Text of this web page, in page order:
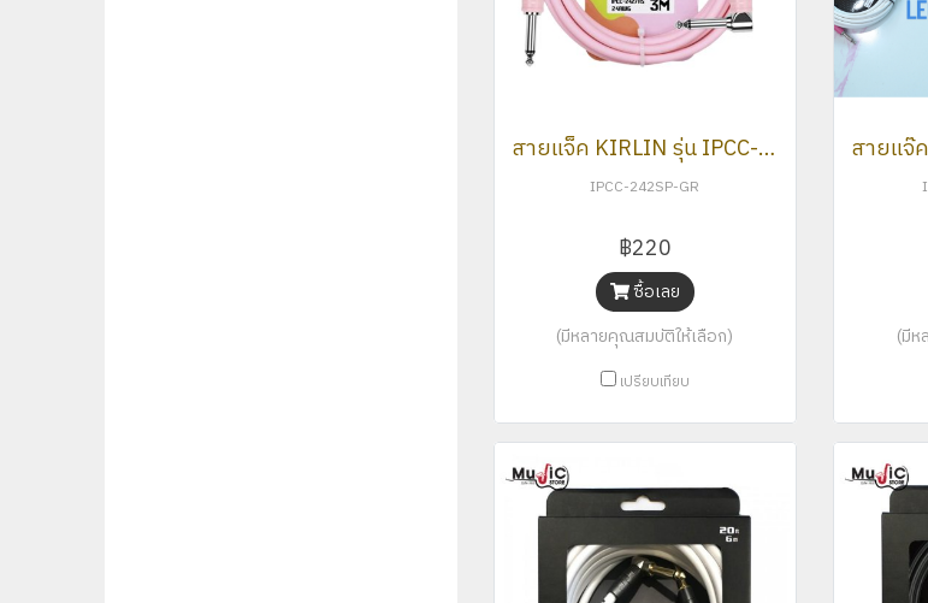
สายแจ็ค KIRLIN รุ่น IPCC-242 3M 6M สีพาสเทล 6สี
IPCC-242SP-GR
฿220
ซื้อเลย
(มีหลายคุณสมบัติให้เลือก)
เปรียบเทียบ
(มีห